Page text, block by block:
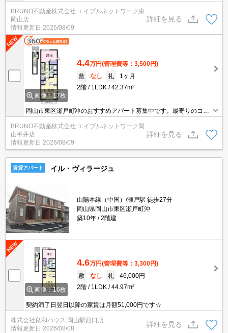
ビニまで徒歩４分。全居室収納あり。バス・トイレ別、浴室乾燥機
付き、温水洗浄便座付き、シャンプードレッサー付き。お気軽にお
問い合わせください。
BRUNO不動産株式会社 エイブルネットワーク東
岡山店
情報更新日 2026/08/09
詳細を見る
画像：17枚
4.4万円(管理費等：3,500円)
敷
なし 礼
1ヶ月
2階
1LDK 42.37m²
岡山市東区瀬戸町沖のおすすめアパート募集中です。最寄りのコン
ビニまで徒歩４分。全居室収納あり。バス・トイレ別、浴室乾燥機
付き、温水洗浄便座付き、シャンプードレッサー付き。お気軽にお
問い合わせください。
BRUNO不動産株式会社 エイブルネットワーク岡
山平井店
情報更新日 2026/08/09
詳細を見る
賃貸アパート イル・ヴィラージュ
山陽本線（中国）/瀬戸駅 徒歩27分
岡山県岡山市東区瀬戸町沖
築10年
2階建
画像：16枚
4.6万円(管理費等：3,300円)
敷
なし 礼
46,000円
2階
1LDK 44.97m²
契約満了日翌日以降の家賃は月額51,000円です☆
株式会社良和ハウス 岡山駅西口店
情報更新日 2026/08/08
詳細を見る